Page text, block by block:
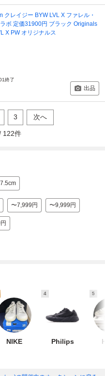
クレイジー BYW LVL X ファレル・
ボ 定価31900円 ブラック Originals
X PW オリジナルス
終了
出品
3 次へ
122件
〜7,999円 〜9,999円
NIKE
4
Philips
5